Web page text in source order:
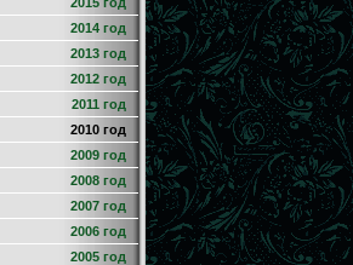
2014 год
2013 год
2012 год
2011 год
2010 год
2009 год
2008 год
2007 год
2006 год
2005 год